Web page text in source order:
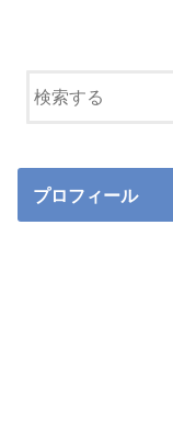
プロフィール